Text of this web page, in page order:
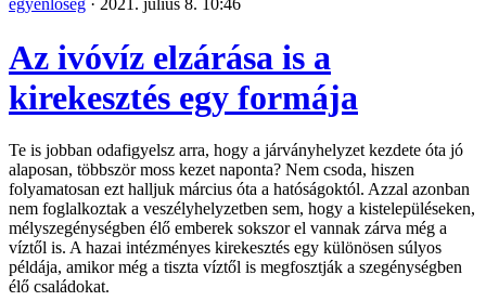
egyenlőség · 2021. július 8. 10:46
Az ivóvíz elzárása is a
kirekesztés egy formája
Te is jobban odafigyelsz arra, hogy a járványhelyzet kezdete óta jó
alaposan, többször moss kezet naponta? Nem csoda, hiszen
folyamatosan ezt halljuk március óta a hatóságoktól. Azzal azonban
nem foglalkoztak a veszélyhelyzetben sem, hogy a kistelepüléseken,
mélyszegénységben élő emberek sokszor el vannak zárva még a
víztől is. A hazai intézményes kirekesztés egy különösen súlyos
példája, amikor még a tiszta víztől is megfosztják a szegénységben
élő családokat.